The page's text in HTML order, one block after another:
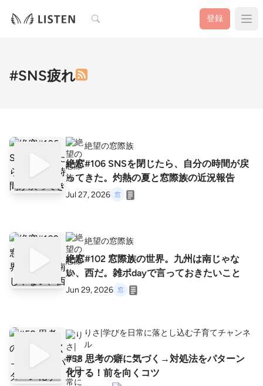
検索 登録
#SNS疲れ
絶望の窓際族
絶窓#106 SNSを閉じたら、自分の時間が戻
ってきた。灼熱の夏と窓際族の近況報告
Jul 27, 2026
絶望の窓際族
絶窓#102 窓際族の世界。九州は南じゃな
い、西だ。雑ポdayで言っておきたいこと
Jun 29, 2026
りさ|学びを日常に落とし込む子育てチャンネ
ル
#58 思考の癖に気づく→対処法をパターン
化する！前を向くコツ